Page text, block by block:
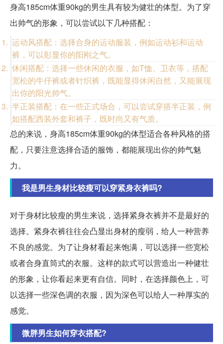
身高185cm体重90kg的男生具有较为健壮的体型。为了穿
出帅气的形象，可以尝试以下几种搭配：
运动风搭配：选择合身的运动服装，例如运动衫和运动
裤，可以彰显你的阳刚之气。
休闲搭配：选择一些休闲的衣服，如T恤、卫衣等，搭配
宽松的牛仔裤或者针织裤，既能显得休闲自然，又能展现
出你的阳光帅气。
半正装搭配：在一些正式场合，可以尝试穿搭半正装，例
如搭配西装外套和裤子，既时尚又有气质。
总的来说，身高185cm体重90kg的体型适合各种风格的搭
配，只要注意选择合适的服饰，都能展现出你的帅气魅
力。
我是男生身材比较瘦可以穿紧身衣裤吗?
对于身材比较瘦的男生来说，选择紧身衣裤并不是最好的
选择。紧身衣裤往往会凸显出身材的瘦弱，给人一种营养
不良的感觉。为了让身材看起来饱满，可以选择一些宽松
或者合身直筒式的衣服。这样的款式可以营造出一种健壮
的形象，让你看起来更有自信。同时，在选择颜色上，可
以选择一些深色调的衣服，因为深色可以给人一种厚实的
感觉。
微胖男生如何穿衣搭配?